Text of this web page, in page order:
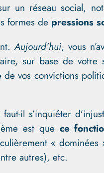
un réseau social,
formes de pressions
Aujourd’hui, vous
sur base de
vos convictions
il s’inquiéter
est que ce
«
autres), etc.